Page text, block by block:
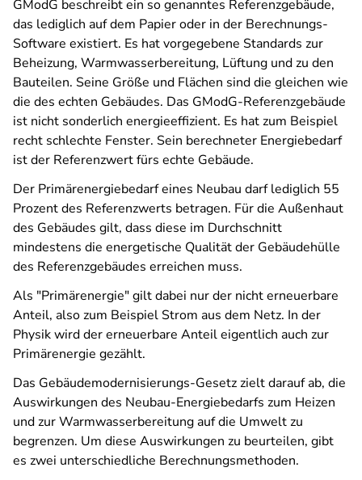
GModG beschreibt ein so genanntes Referenzgebäude,
das lediglich auf dem Papier oder in der Berechnungs-
Software existiert. Es hat vorgegebene Standards zur
Beheizung, Warmwasserbereitung, Lüftung und zu den
Bauteilen. Seine Größe und Flächen sind die gleichen wie
die des echten Gebäudes. Das GModG-Referenzgebäude
ist nicht sonderlich energieeffizient. Es hat zum Beispiel
recht schlechte Fenster. Sein berechneter Energiebedarf
ist der Referenzwert fürs echte Gebäude.
Der Primärenergiebedarf eines Neubau darf lediglich 55
Prozent des Referenzwerts betragen. Für die Außenhaut
des Gebäudes gilt, dass diese im Durchschnitt
mindestens die energetische Qualität der Gebäudehülle
des Referenzgebäudes erreichen muss.
Als "Primärenergie" gilt dabei nur der nicht erneuerbare
Anteil, also zum Beispiel Strom aus dem Netz. In der
Physik wird der erneuerbare Anteil eigentlich auch zur
Primärenergie gezählt.
Das Gebäudemodernisierungs-Gesetz zielt darauf ab, die
Auswirkungen des Neubau-Energiebedarfs zum Heizen
und zur Warmwasserbereitung auf die Umwelt zu
begrenzen. Um diese Auswirkungen zu beurteilen, gibt
es zwei unterschiedliche Berechnungsmethoden.